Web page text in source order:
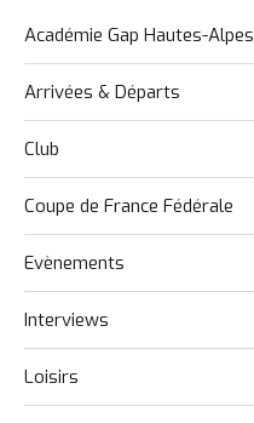
Académie Gap Hautes-Alpes
Arrivées & Départs
Club
Coupe de France Fédérale
Evènements
Interviews
Loisirs